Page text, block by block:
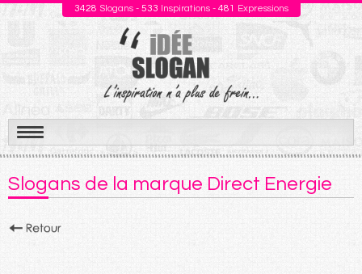
3428 Slogans - 533 Inspirations - 481 Expressions
Aller
au
contenu
Slogans de la marque Direct Energie